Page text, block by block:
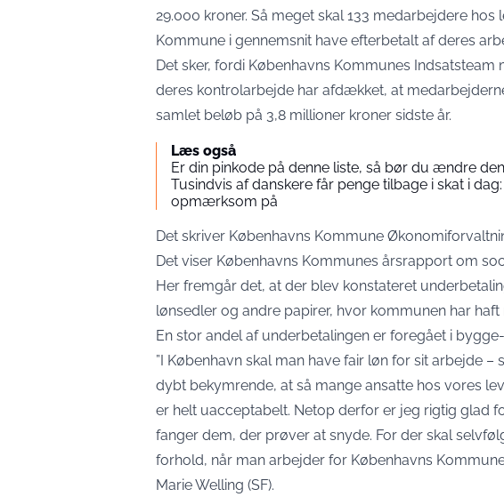
29.000 kroner. Så meget skal 133 medarbejdere
Kommune i gennemsnit have efterbetalt af deres
Det sker, fordi Københavns Kommunes
deres kontrolarbejde har afdækket, at
samlet beløb på 3,8 millioner kroner sidste år.
Læs også
Er din pinkode på denne liste, så bør du ændre
Tusindvis af danskere får penge tilbage i skat i
opmærksom på
Det skriver Københavns Kommune
Det viser Københavns Kommunes årsrapport om
Her fremgår det, at der blev konstateret
lønsedler og andre papirer, hvor kommunen har
En stor andel af underbetalingen er foregået i
”I København skal man have fair løn for sit arbejde –
dybt bekymrende, at så mange ansatte hos vores
er helt uacceptabelt. Netop derfor er jeg rigtig glad
fanger dem, der prøver at snyde. For der skal
forhold, når man arbejder for Københavns
Marie Welling (SF).